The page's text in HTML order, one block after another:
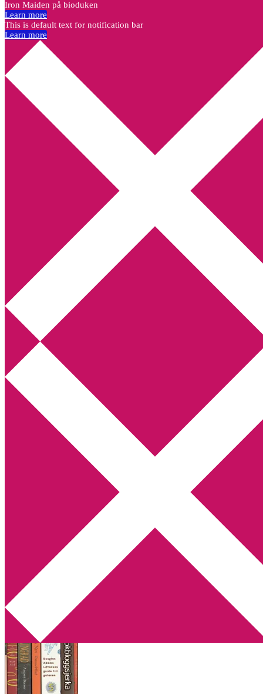
Annikas litteratur- och kulturblogg
Deckare, kriminalromaner, thrillers
Hem
Boktolva
Författarfemman
Kontakt
Webbshop Amazon
Utskriftscentralen
Min tv-blogg
You are here:Home Bokbloggsjerka Bokbloggsjerka 6 – 9 mars
Bokbloggsjerka 6 – 9 mars
2015-03-06 Annika
Iron Maiden på bioduken
Learn more
This is default text for notification bar
Learn more